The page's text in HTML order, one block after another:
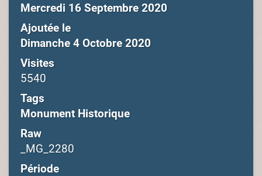
Mercredi 16 Septembre 2020
Ajoutée le
Dimanche 4 Octobre 2020
Visites
5540
Tags
Monument Historique
Raw
_MG_2280
Période